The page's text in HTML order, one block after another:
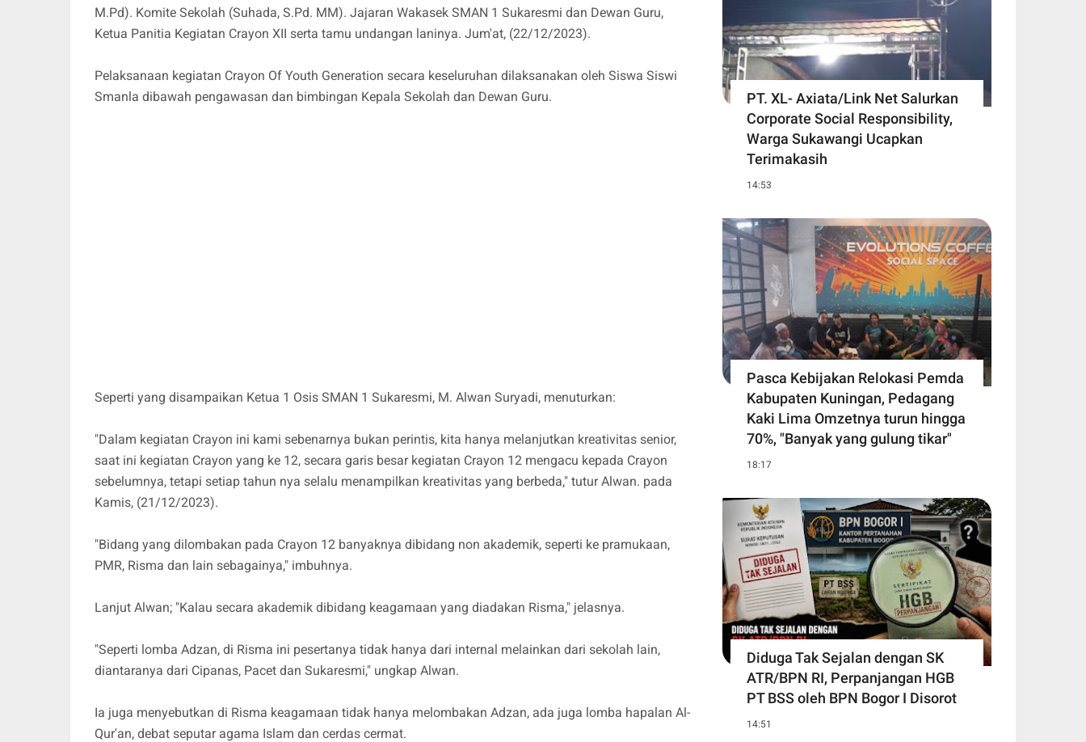
M.Pd). Komite Sekolah (Suhada, S.Pd. MM). Jajaran Wakasek SMAN 1 Sukaresmi dan Dewan Guru,
Ketua Panitia Kegiatan Crayon XII serta tamu undangan laninya. Jum'at, (22/12/2023).
Pelaksanaan kegiatan Crayon Of Youth Generation secara keseluruhan dilaksanakan oleh Siswa Siswi
Smanla dibawah pengawasan dan bimbingan Kepala Sekolah dan Dewan Guru.
Seperti yang disampaikan Ketua 1 Osis SMAN 1 Sukaresmi, M. Alwan Suryadi, menuturkan:
"Dalam kegiatan Crayon ini kami sebenarnya bukan perintis, kita hanya melanjutkan kreativitas senior,
saat ini kegiatan Crayon yang ke 12, secara garis besar kegiatan Crayon 12 mengacu kepada Crayon
sebelumnya, tetapi setiap tahun nya selalu menampilkan kreativitas yang berbeda," tutur Alwan. pada
Kamis, (21/12/2023).
"Bidang yang dilombakan pada Crayon 12 banyaknya dibidang non akademik, seperti ke pramukaan,
PMR, Risma dan lain sebagainya," imbuhnya.
Lanjut Alwan; "Kalau secara akademik dibidang keagamaan yang diadakan Risma," jelasnya.
"Seperti lomba Adzan, di Risma ini pesertanya tidak hanya dari internal melainkan dari sekolah lain,
diantaranya dari Cipanas, Pacet dan Sukaresmi," ungkap Alwan.
Ia juga menyebutkan di Risma keagamaan tidak hanya melombakan Adzan, ada juga lomba hapalan Al-
Qur'an, debat seputar agama Islam dan cerdas cermat.
PT. XL- Axiata/Link Net Salurkan
Corporate Social Responsibility,
Warga Sukawangi Ucapkan
Terimakasih
14:53
Pasca Kebijakan Relokasi Pemda
Kabupaten Kuningan, Pedagang
Kaki Lima Omzetnya turun hingga
70%, "Banyak yang gulung tikar"
18:17
Diduga Tak Sejalan dengan SK
ATR/BPN RI, Perpanjangan HGB
PT BSS oleh BPN Bogor I Disorot
14:51